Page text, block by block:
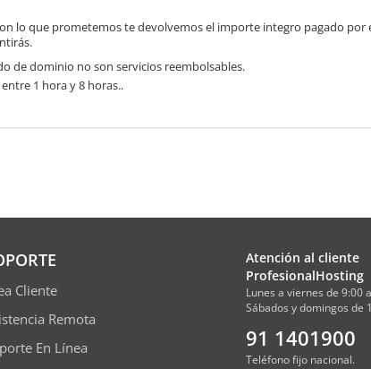
lo que prometemos te devolvemos el importe integro pagado por
de dominio no son servicios reembolsables.
1 hora y 8 horas..
Cliente
Remota
En Línea
Atención al cliente
ProfesionalHosting
Lunes a viernes de 9:00
Sábados y domingos de
91 1401900
Teléfono fijo nacional.